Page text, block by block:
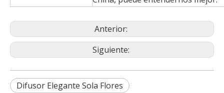
Anterior:
Siguiente:
Difusor Elegante Sola Flores